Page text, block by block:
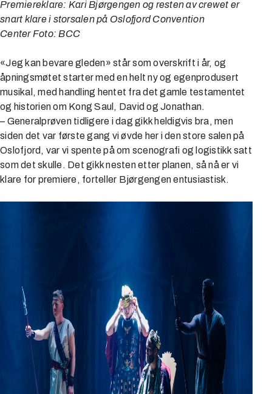
Premiereklare: Kari Bjørgengen og resten av crewet er
snart klare i storsalen på Oslofjord Convention
Center Foto: BCC
«Jeg kan bevare gleden» står som overskrift i år, og
åpningsmøtet starter med en helt ny og egenprodusert
musikal, med handling hentet fra det gamle testamentet
og historien om Kong Saul, David og Jonathan.
– Generalprøven tidligere i dag gikk heldigvis bra, men
siden det var første gang vi øvde her i den store salen på
Oslofjord, var vi spente på om scenografi og logistikk satt
som det skulle. Det gikk nesten etter planen, så nå er vi
klare for premiere, forteller Bjørgengen entusiastisk.